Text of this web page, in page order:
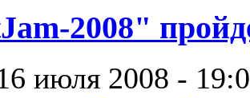
2008"
июля 2008 -